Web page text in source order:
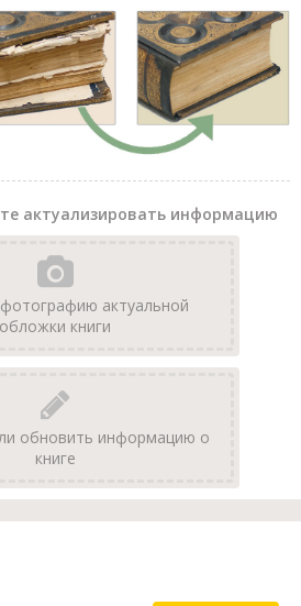
актуализировать информацию
фотографию актуальной
обложки книги
обновить информацию о
книге